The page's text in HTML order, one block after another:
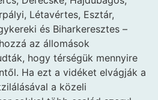
Létavértes, Esztár,
és Biharkeresztes –
az állomások
hogy térségük mennyire
Ha ezt a vidéket elvágják a
a közeli